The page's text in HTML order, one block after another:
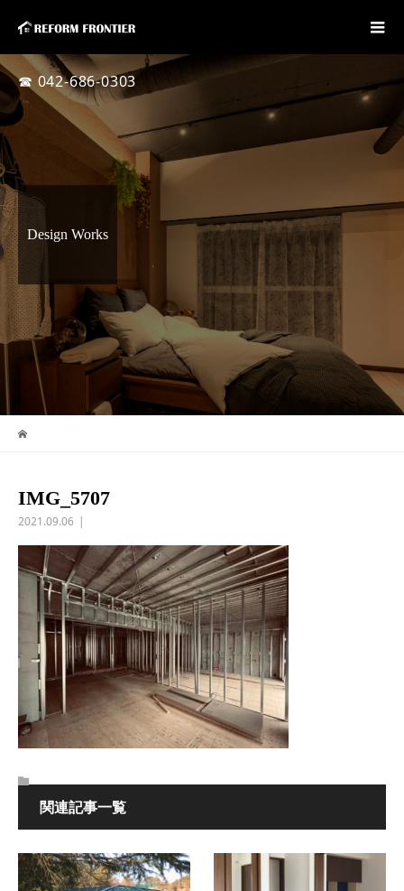
☎ 042-686-0303
Design Works
IMG_5707
2021.09.06
関連記事一覧